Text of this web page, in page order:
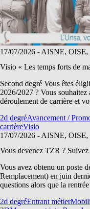
17/07/2026 - AISNE,
Visio « Les temps forts de
Second degré Vous êtes
2026/2027 ? Vous
déroulement de carrière et
2d degréAvancement /
carrièreVisio
17/07/2026 - AISNE,
Vous devenez TZR ?
Vous avez obtenu un poste
Remplacement) en juin
questions alors que la
2d degréEntrant métier